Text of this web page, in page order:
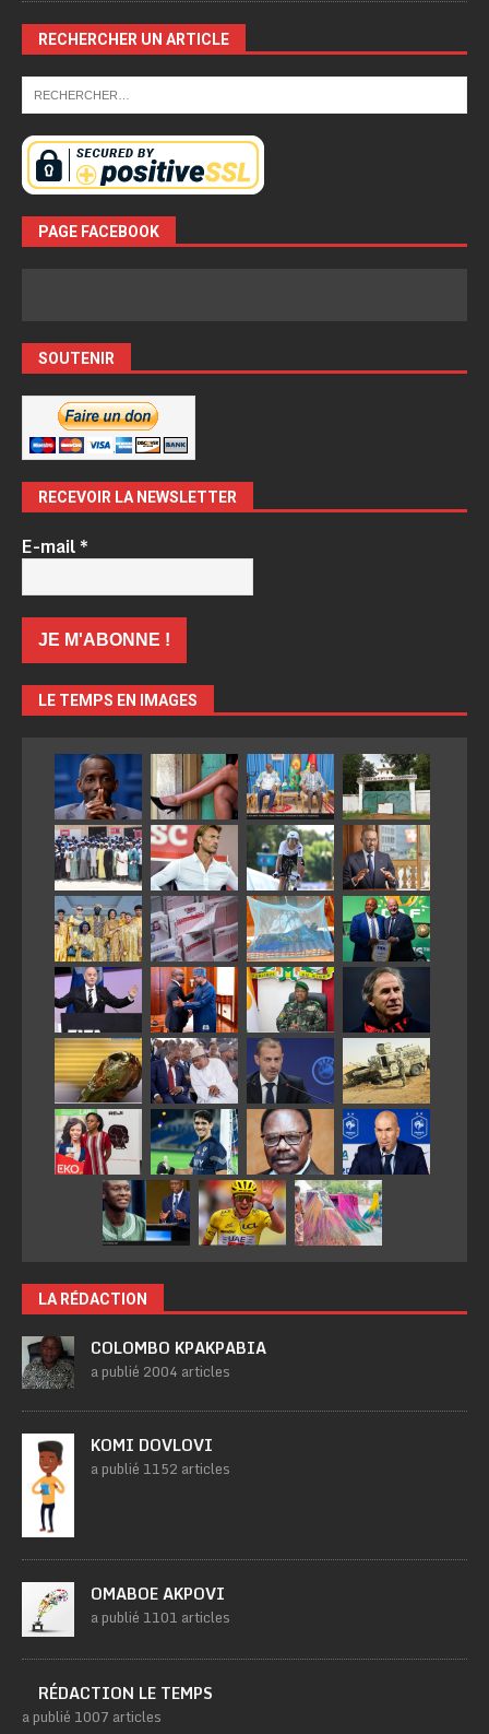
RECHERCHER UN ARTICLE
PAGE FACEBOOK
SOUTENIR
RECEVOIR LA NEWSLETTER
E-mail*
LE TEMPS EN IMAGES
LA RÉDACTION
COLOMBO KPAKPABIA
a publié 2004 articles
KOMI DOVLOVI
a publié 1152 articles
OMABOE AKPOVI
a publié 1101 articles
RÉDACTION LE TEMPS
a publié 1007 articles